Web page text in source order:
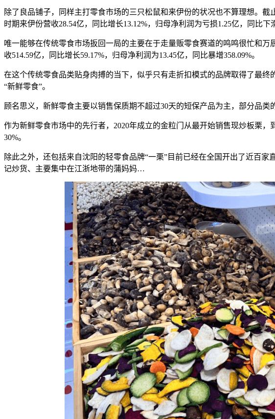
除了良品铺子，同样主打零食市场的三只松鼠和来伊份的状况也不算理想。截
时期来伊份营收28.54亿，同比增长13.12%，归母净利润为亏损1.25亿，同比下
唯一能够在传统零食市场扳回一局的主要在于走量贩零食赛道的鸣鸣很忙和万
收514.59亿，同比增长59.17%，归母净利润为13.45亿，同比暴增358.09%。
在这个传统零食品类贴身肉搏的当下，似乎只有走折扣模式的品牌取得了最
“新鲜零食”。
顾名思义，新鲜零食主要以销售保质期不超过30天的短保产品为主，部分品类
作为新鲜零食市场中的先行者， 2020年成立的金粒门从最开始销售现炒板栗
30%。
除此之外，还包括来自沈阳的轻零食品牌“一栗”目前已经在全国开出了近百家
记炒货、主要集中在江浙地带的蒲妈妈…